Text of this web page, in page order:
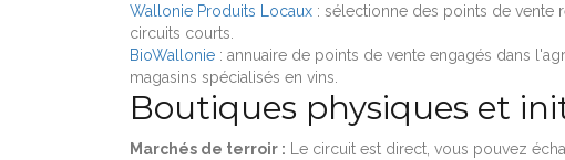
Wallonie Produits Locaux : sélectionne des points de vente
circuits courts.
BioWallonie : annuaire de points de vente engagés dans
magasins spécialisés en vins.
Boutiques physiques et
Marchés de terroir : Le circuit est direct, vous pouvez